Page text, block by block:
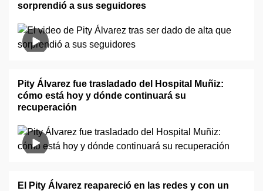
sorprendió a sus seguidores
Pity Álvarez fue trasladado del Hospital Muñiz:
cómo está hoy y dónde continuará su
recuperación
El Pity Álvarez reapareció en las redes y con un